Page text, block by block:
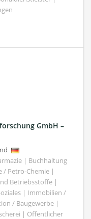
GmbH –
| Buchhaltung
/ Petro-Chemie |
Betriebsstoffe |
| Immobilien /
/ Baugewerbe |
| Öffentlicher